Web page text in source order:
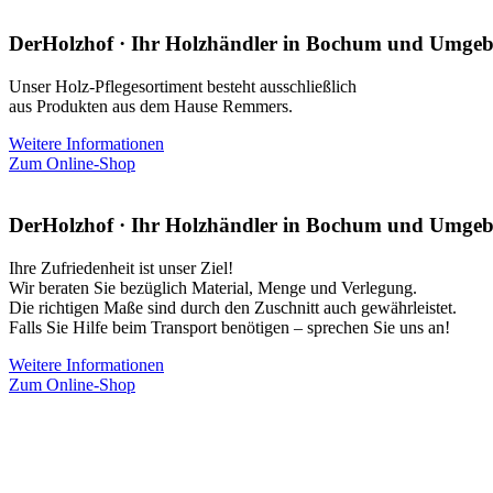
DerHolzhof · Ihr Holzhändler in Bochum und
Unser Holz-Pflegesortiment besteht ausschließlich
aus Produkten aus dem Hause Remmers.
Weitere Informationen
Zum Online-Shop
DerHolzhof · Ihr Holzhändler in Bochum und
Ihre Zufriedenheit ist unser Ziel!
Wir beraten Sie bezüglich Material, Menge und Verlegung.
Die richtigen Maße sind durch den Zuschnitt auch gewährleistet.
Falls Sie Hilfe beim Transport benötigen – sprechen Sie uns an!
Weitere Informationen
Zum Online-Shop